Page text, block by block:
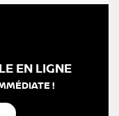
EN LIGNE
!